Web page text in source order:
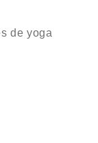
de yoga